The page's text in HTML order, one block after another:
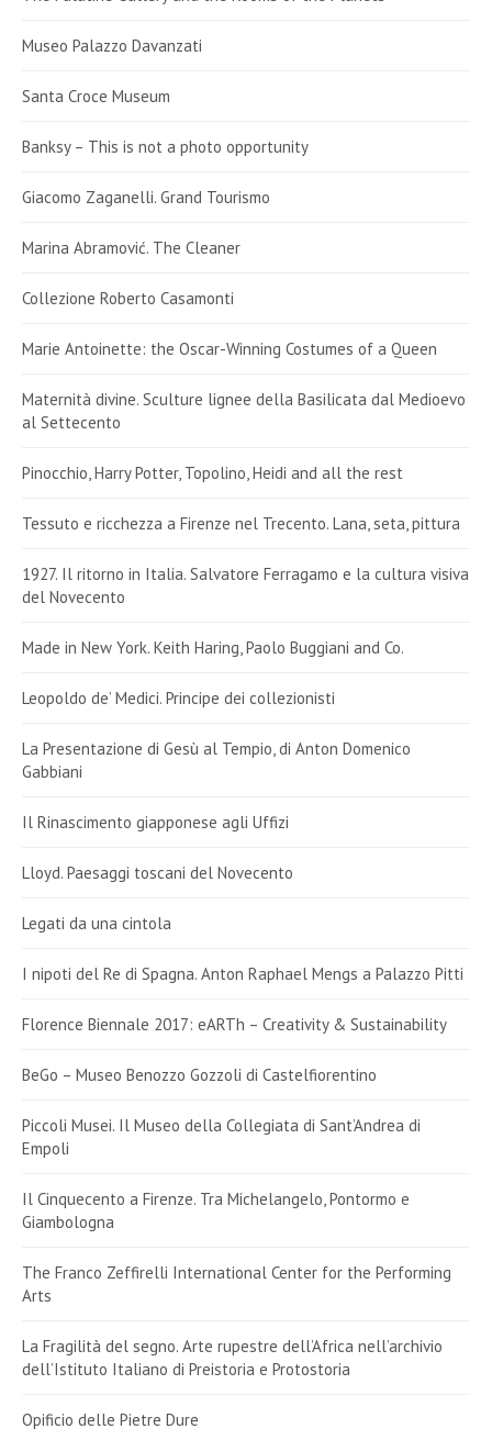
Museo Palazzo Davanzati
Santa Croce Museum
Banksy – This is not a photo opportunity
Giacomo Zaganelli. Grand Tourismo
Marina Abramović. The Cleaner
Collezione Roberto Casamonti
Marie Antoinette: the Oscar-Winning Costumes of a Queen
Maternità divine. Sculture lignee della Basilicata dal Medioevo
al Settecento
Pinocchio, Harry Potter, Topolino, Heidi and all the rest
Tessuto e ricchezza a Firenze nel Trecento. Lana, seta, pittura
1927. Il ritorno in Italia. Salvatore Ferragamo e la cultura visiva
del Novecento
Made in New York. Keith Haring, Paolo Buggiani and Co.
Leopoldo de’ Medici. Principe dei collezionisti
La Presentazione di Gesù al Tempio, di Anton Domenico
Gabbiani
Il Rinascimento giapponese agli Uffizi
Lloyd. Paesaggi toscani del Novecento
Legati da una cintola
I nipoti del Re di Spagna. Anton Raphael Mengs a Palazzo Pitti
Florence Biennale 2017: eARTh – Creativity & Sustainability
BeGo – Museo Benozzo Gozzoli di Castelfiorentino
Piccoli Musei. Il Museo della Collegiata di Sant’Andrea di
Empoli
Il Cinquecento a Firenze. Tra Michelangelo, Pontormo e
Giambologna
The Franco Zeffirelli International Center for the Performing
Arts
La Fragilità del segno. Arte rupestre dell’Africa nell’archivio
dell’Istituto Italiano di Preistoria e Protostoria
Opificio delle Pietre Dure